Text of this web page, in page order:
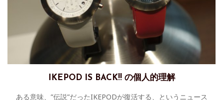
IKEPOD IS BACK!! の個人的理解
ある意味、”伝説”だったIKEPODが復活する、というニュース